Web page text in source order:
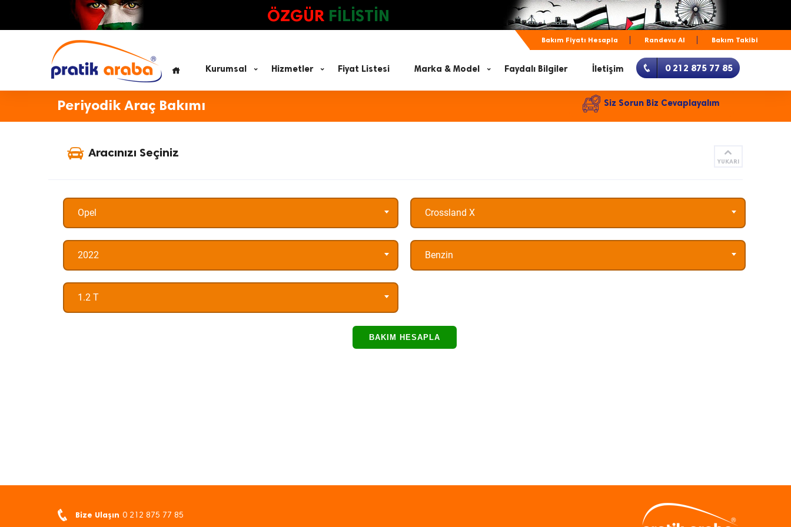
ÖZGÜR FİLİSTİN
Bakım Fiyatı Hesapla Randevu Al Bakım Takibi
Kurumsal Hizmetler Fiyat Listesi Marka & Model Faydalı Bilgiler İletişim 0 212 875 77 85
Periyodik Araç Bakımı Siz Sorun Biz Cevaplayalım
Aracınızı Seçiniz
YUKARI
Opel Crossland X
2022 Benzin
1.2 T
BAKIM HESAPLA
Bize Ulaşın 0 212 875 77 85